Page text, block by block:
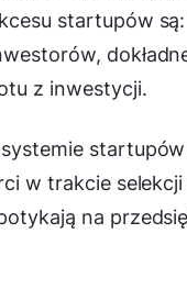
startupów
z inwestycji.
w trakcie
na